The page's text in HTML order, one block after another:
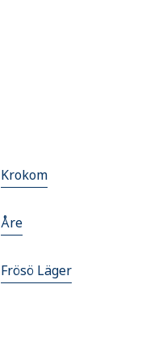
Krokom
Åre
Frösö Läger